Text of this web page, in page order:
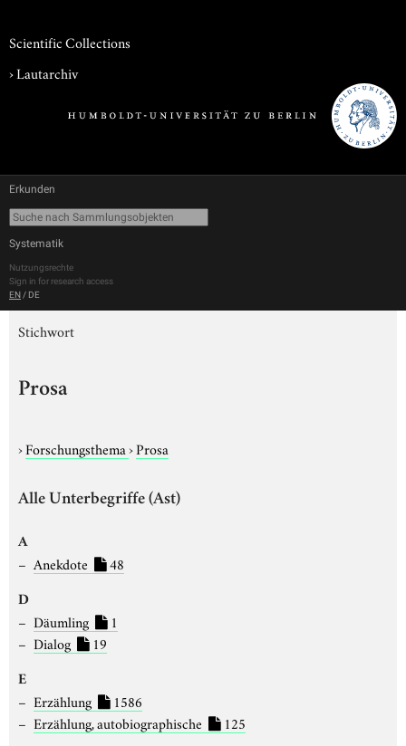
Scientific Collections
›Lautarchiv
Erkunden
Systematik
Nutzungsrechte
Sign in for research access
EN / DE
Stichwort
Prosa
›Forschungsthema›Prosa
Alle Unterbegriffe (Ast)
A
Anekdote 48
D
Däumling
1
Dialog
19
E
Erzählung
1586
Erzählung, autobiographische
125